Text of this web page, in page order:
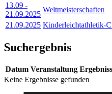
13.09 -
21.09.2025
Weltmeisterschaften
21.09.2025 Kinderleichtathletik-
Suchergebnis
Datum Veranstaltung
Keine Ergebnisse gefunden